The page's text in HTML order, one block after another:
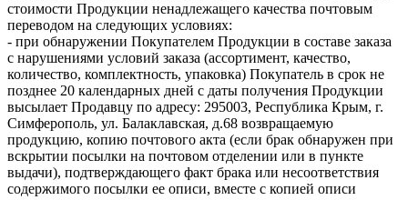
стоимости Продукции ненадлежащего качества почтовым
переводом на следующих условиях:
- при обнаружении Покупателем Продукции в составе заказа
с нарушениями условий заказа (ассортимент, качество,
количество, комплектность, упаковка) Покупатель в срок не
позднее 20 календарных дней с даты получения Продукции
высылает Продавцу по адресу: 295003, Республика Крым, г.
Симферополь, ул. Балаклавская, д.68 возвращаемую
продукцию, копию почтового акта (если брак обнаружен при
вскрытии посылки на почтовом отделении или в пункте
выдачи), подтверждающего факт брака или несоответствия
содержимого посылки ее описи, вместе с копией описи